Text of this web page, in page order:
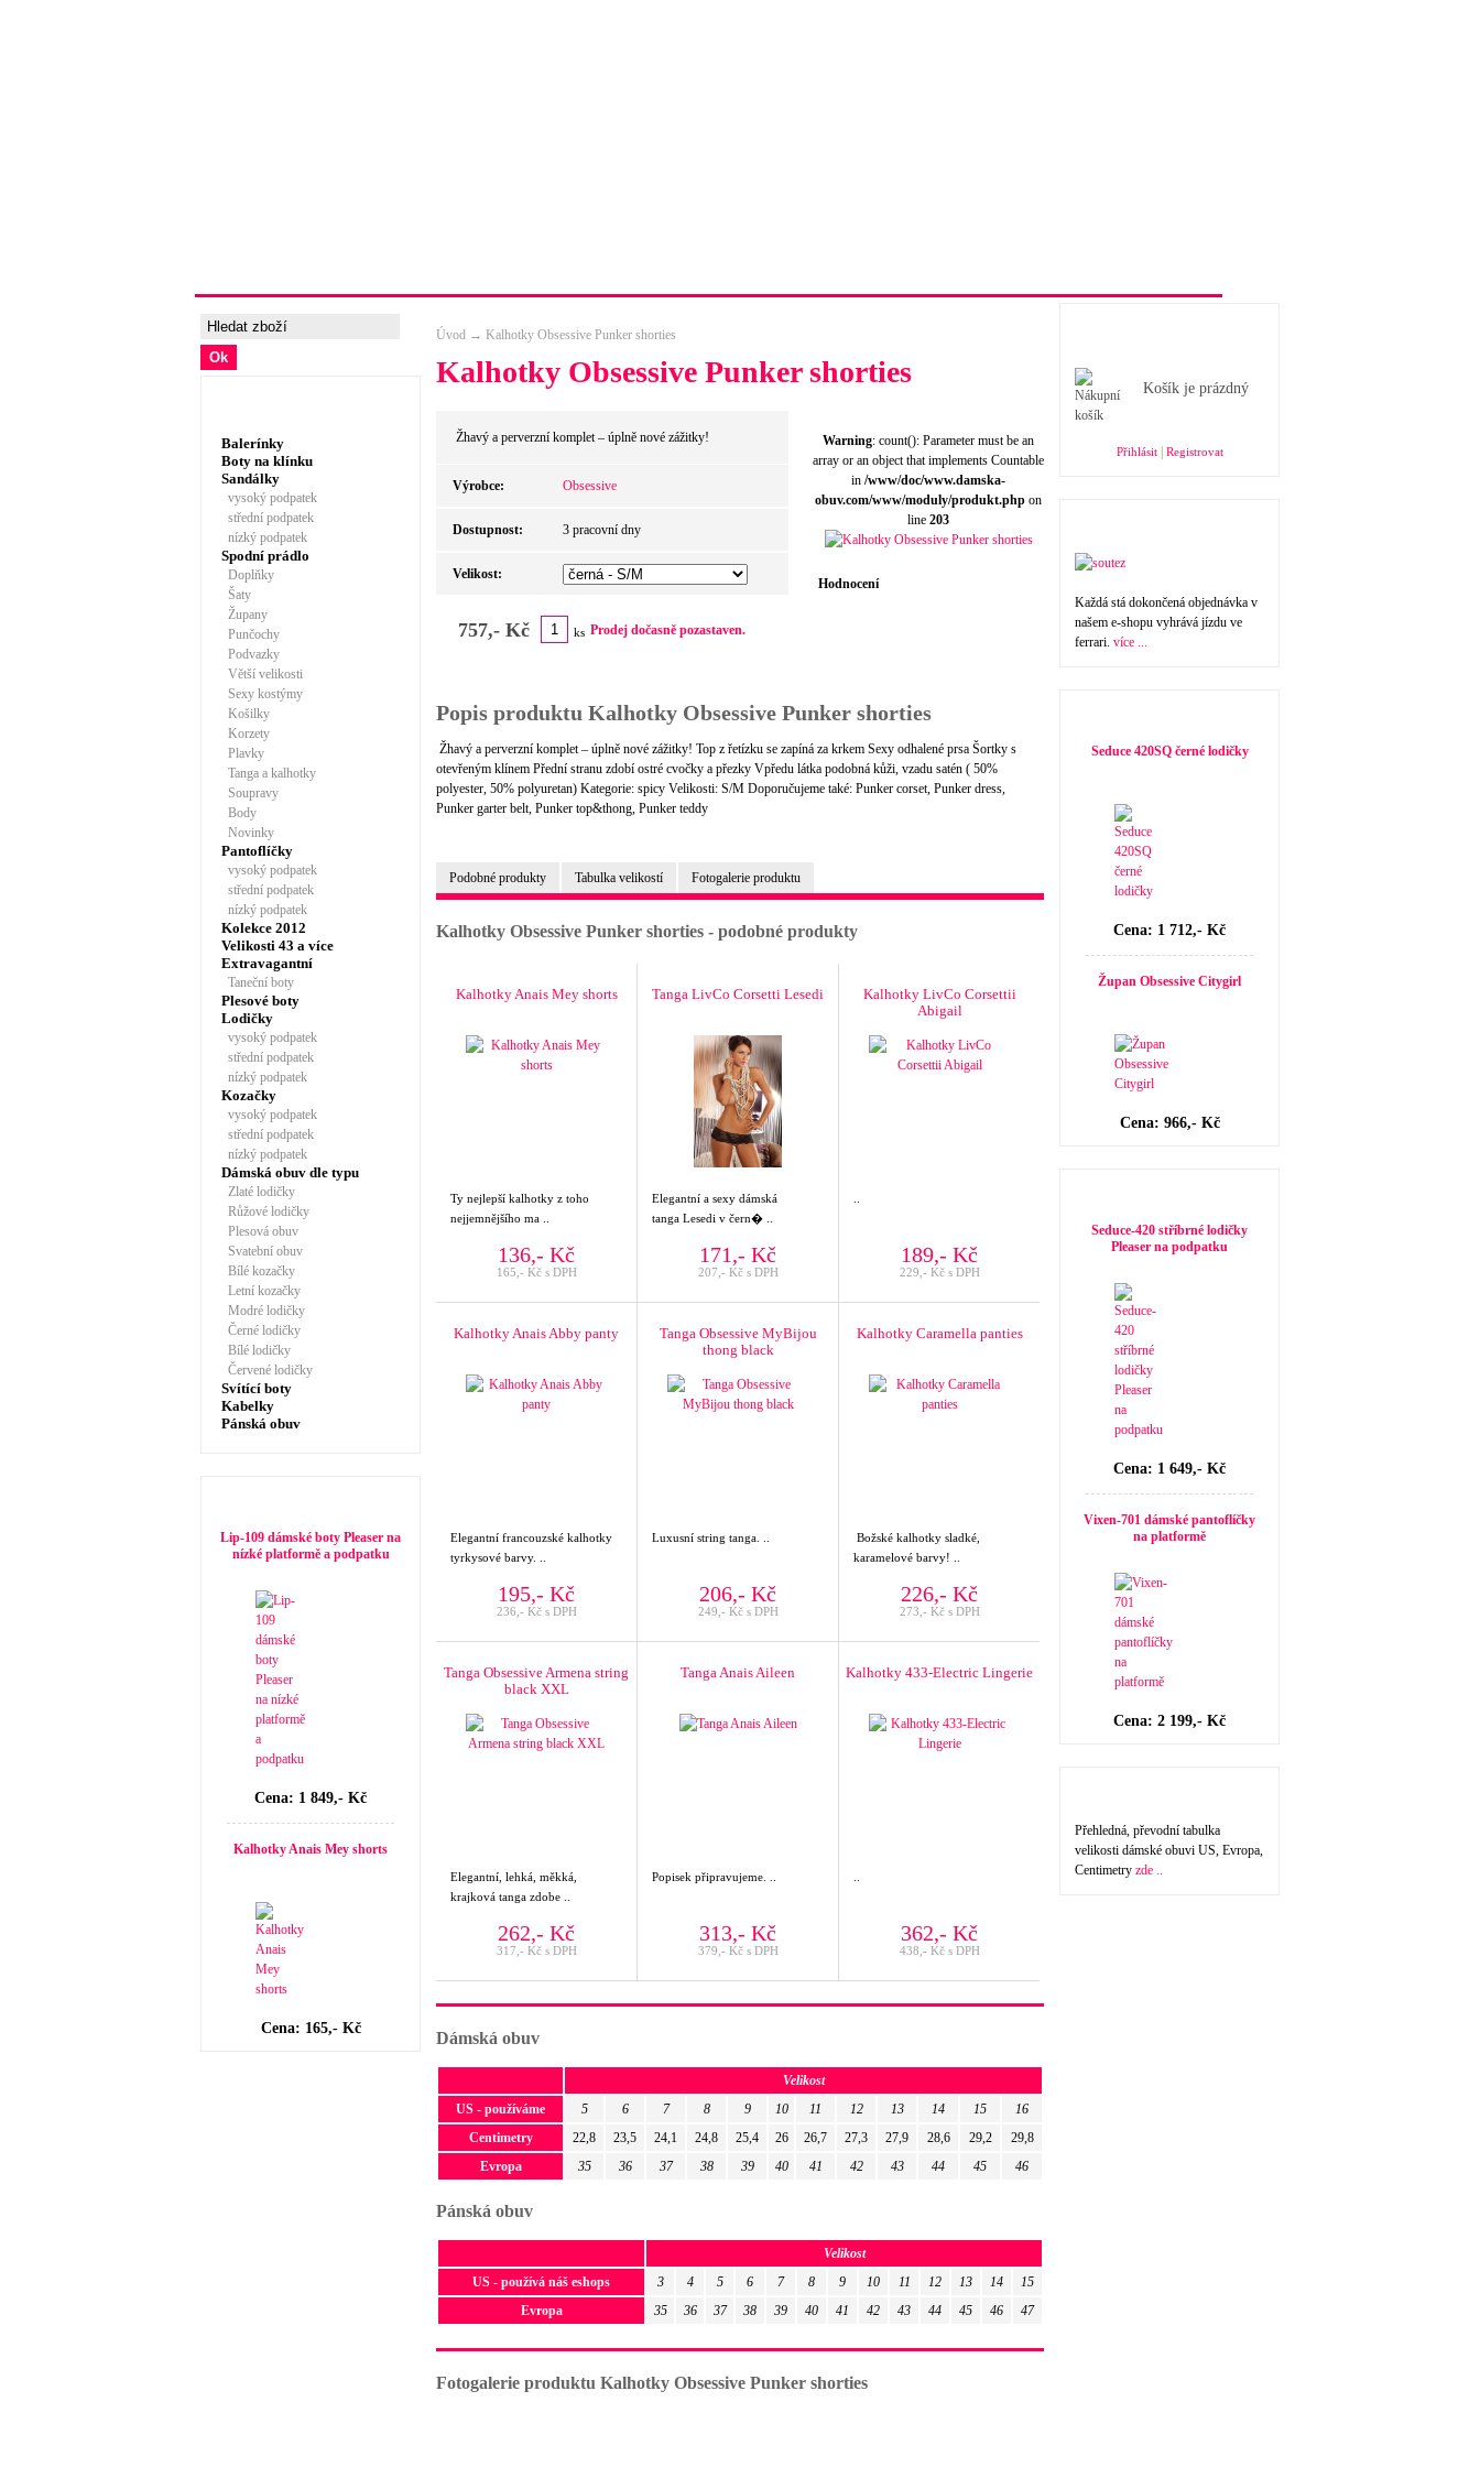
Balerínky
Boty na klínku
Sandálky
vysoký podpatek
střední podpatek
nízký podpatek
Spodní prádlo
Doplňky
Šaty
Župany
Punčochy
Podvazky
Větší velikosti
Sexy kostýmy
Košilky
Korzety
Plavky
Tanga a kalhotky
Soupravy
Body
Novinky
Pantoflíčky
vysoký podpatek
střední podpatek
nízký podpatek
Kolekce 2012
Velikosti 43 a více
Extravagantní
Taneční boty
Plesové boty
Lodičky
vysoký podpatek
střední podpatek
nízký podpatek
Kozačky
vysoký podpatek
střední podpatek
nízký podpatek
Dámská obuv dle typu
Zlaté lodičky
Růžové lodičky
Plesová obuv
Svatební obuv
Bílé kozačky
Letní kozačky
Modré lodičky
Černé lodičky
Bílé lodičky
Červené lodičky
Svítící boty
Kabelky
Pánská obuv
Lip-109 dámské boty Pleaser na
nízké platformě a podpatku
Cena: 1 849,- Kč
Kalhotky Anais Mey shorts
Cena: 165,- Kč
Úvod → Kalhotky Obsessive Punker shorties
Kalhotky Obsessive Punker shorties
Žhavý a perverzní komplet – úplně nové zážitky!
Výrobce: Obsessive
Dostupnost: 3 pracovní dny
Velikost:
757,- Kč ks Prodej dočasně pozastaven.
Warning: count(): Parameter must be an
array or an object that implements Countable
in /www/doc/www.damska-
obuv.com/www/moduly/produkt.php on
line 203
Hodnocení
Popis produktu Kalhotky Obsessive Punker shorties
Žhavý a perverzní komplet – úplně nové zážitky! Top z řetízku se zapíná za krkem Sexy odhalené prsa Šortky s
otevřeným klínem Přední stranu zdobí ostré cvočky a přezky Vpředu látka podobná kůži, vzadu satén ( 50%
polyester, 50% polyuretan) Kategorie: spicy Velikosti: S/M Doporučujeme také: Punker corset, Punker dress,
Punker garter belt, Punker top&thong, Punker teddy
Podobné produkty Tabulka velikostí Fotogalerie produktu
Kalhotky Obsessive Punker shorties - podobné produkty
Kalhotky Anais Mey shorts
Ty nejlepší kalhotky z toho
nejjemnějšího ma ..
136,- Kč
165,- Kč s DPH
Tanga LivCo Corsetti Lesedi
Elegantní a sexy dámská
tanga Lesedi v čern� ..
171,- Kč
207,- Kč s DPH
Kalhotky LivCo Corsettii
Abigail
189,- Kč
229,- Kč s DPH
Kalhotky Anais Abby panty
Elegantní francouzské kalhotky
tyrkysové barvy. ..
195,- Kč
236,- Kč s DPH
Tanga Obsessive MyBijou
thong black
Luxusní string tanga. ..
206,- Kč
249,- Kč s DPH
Kalhotky Caramella panties
Božské kalhotky sladké,
karamelové barvy! ..
226,- Kč
273,- Kč s DPH
Tanga Obsessive Armena string
black XXL
Elegantní, lehká, měkká,
krajková tanga zdobe ..
262,- Kč
317,- Kč s DPH
Tanga Anais Aileen
Popisek připravujeme. ..
313,- Kč
379,- Kč s DPH
Kalhotky 433-Electric Lingerie
362,- Kč
438,- Kč s DPH
Dámská obuv
Velikost
US - používáme
5 6 7 8 9 10 11 12 13 14 15
16
Centimetry
22,8 23,5 24,1 24,8 25,4 26 26,7 27,3 27,9 28,6 29,2
29,8
Evropa
35 36 37 38 39 40 41 42 43 44 45 46
Pánská obuv
Velikost
US - používá náš eshops
3 4 5 6 7 8 9 10 11 12 13 14
15
Evropa
35 36 37 38 39 40 41 42 43 44 45 46 47
Fotogalerie produktu Kalhotky Obsessive Punker shorties
Košík je prázdný
Přihlásit| Registrovat
Každá stá dokončená objednávka v
našem e-shopu vyhrává jízdu ve
ferrari. více ...
Seduce 420SQ černé lodičky
Cena: 1 712,- Kč
Župan Obsessive Citygirl
Cena: 966,- Kč
Seduce-420 stříbrné lodičky
Pleaser na podpatku
Cena: 1 649,- Kč
Vixen-701 dámské pantoflíčky
na platformě
Cena: 2 199,- Kč
Přehledná, převodní tabulka
velikosti dámské obuvi US, Evropa,
Centimetry zde ..